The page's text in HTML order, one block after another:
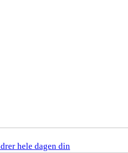
hele dagen din